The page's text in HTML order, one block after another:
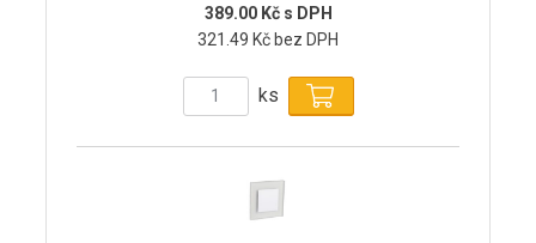
389.00 Kč s DPH
321.49 Kč bez DPH
ks